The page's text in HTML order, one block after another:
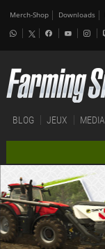
Merch-Shop Downloads
BLOG JEUX MEDIA